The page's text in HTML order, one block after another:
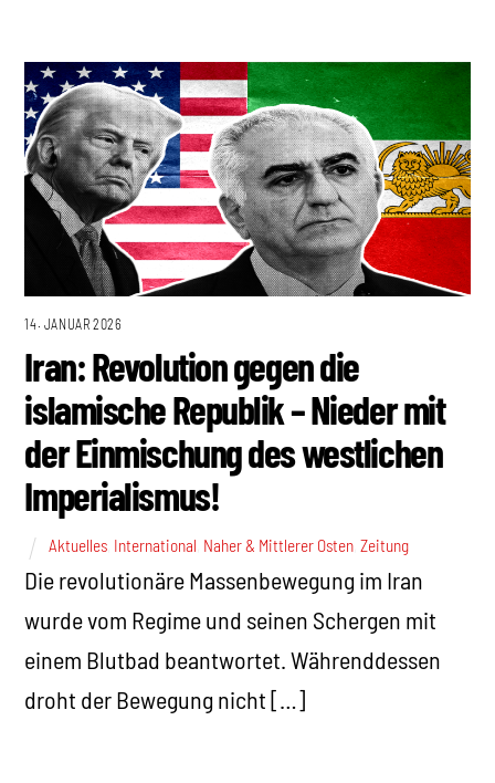
14. JANUAR 2026
Iran: Revolution gegen die
islamische Republik – Nieder mit
der Einmischung des westlichen
Imperialismus!
Aktuelles International Naher & Mittlerer Osten ,Zeitung
Die revolutionäre Massenbewegung im Iran
wurde vom Regime und seinen Schergen mit
einem Blutbad beantwortet. Währenddessen
droht der Bewegung nicht […]